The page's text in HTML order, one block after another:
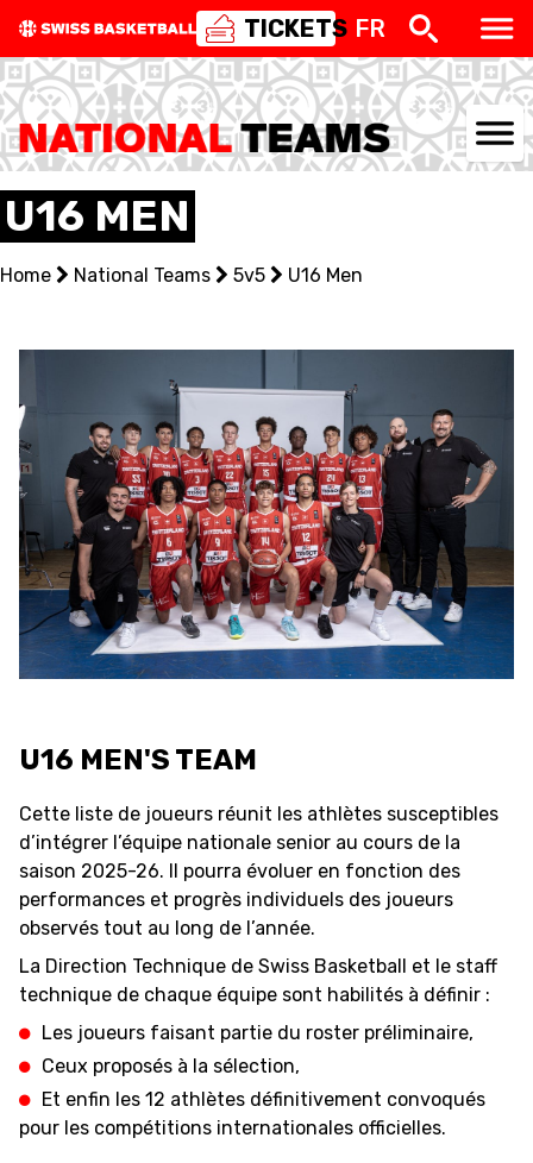
TICKETS FR
NATIONAL TEAMS
CENTRE NATIONAL
YOUTH
MINI BASKET
FORMATION
FÉDÉRATION
GAMES
NEWS CENTER
SWISS BASKETBALL
SWISS BASKETBALL
RESOURCE CENTER CALENDRIER SHOP
U16 MEN
Home National Teams 5v5 U16 Men
U16 MEN'S TEAM
Cette liste de joueurs réunit les athlètes susceptibles
d’intégrer l’équipe nationale senior au cours de la
saison 2025-26. Il pourra évoluer en fonction des
performances et progrès individuels des joueurs
observés tout au long de l’année.
La Direction Technique de Swiss Basketball et le staff
technique de chaque équipe sont habilités à définir :
Les joueurs faisant partie du roster préliminaire,
Ceux proposés à la sélection,
Et enfin les 12 athlètes définitivement convoqués
pour les compétitions internationales officielles.